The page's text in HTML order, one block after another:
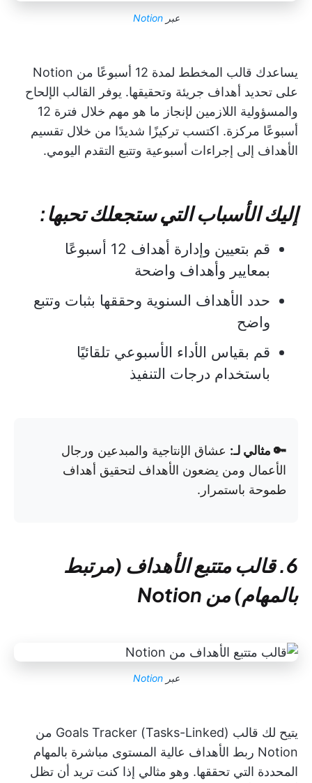
عبرNotion
يساعدك قالب المخطط لمدة 12 أسبوعًا من Notion
على تحديد أهداف جريئة وتحقيقها. يوفر القالب الإلحاح
والمسؤولية اللازمين لإنجاز ما هو مهم خلال فترة 12
أسبوعًا مركزة. اكتسب تركيزًا شديدًا من خلال تقسيم
الأهداف إلى إجراءات أسبوعية وتتبع التقدم اليومي.
إليك الأسباب التي ستجعلك تحبها:
قم بتعيين وإدارة أهداف 12 أسبوعًا
بمعايير وأهداف واضحة
حدد الأهداف السنوية وحققها بثبات وتتبع
واضح
قم بقياس الأداء الأسبوعي تلقائيًا
باستخدام درجات التنفيذ
🔑 مثالي لـ: عشاق الإنتاجية والمبدعين ورجال
الأعمال ومن يضعون الأهداف لتحقيق أهداف
طموحة باستمرار.
6. قالب متتبع الأهداف (مرتبط
بالمهام) من Notion
عبرNotion
يتيح لك قالب Goals Tracker (Tasks-Linked) من
Notion ربط الأهداف عالية المستوى مباشرة بالمهام
المحددة التي تحققها. وهو مثالي إذا كنت تريد أن تظل